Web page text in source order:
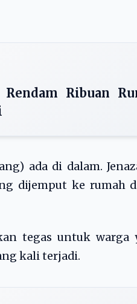
Ribuan
ada di dalam.
dijemput ke rumah
tegas untuk warga
kali terjadi.